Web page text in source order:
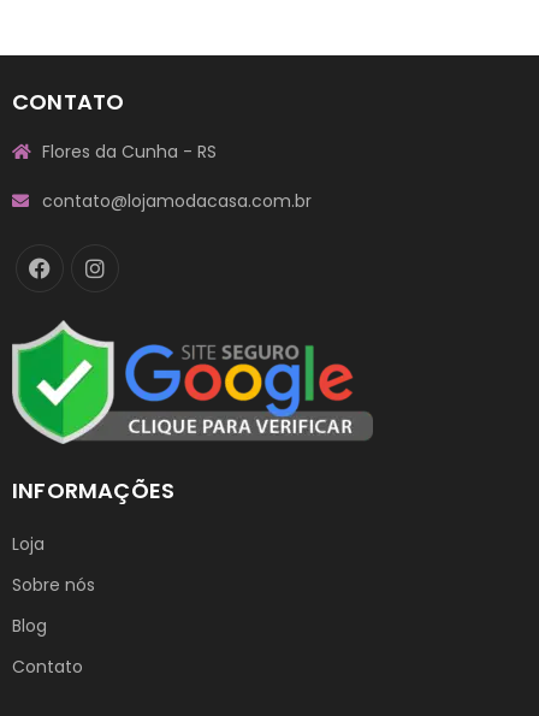
CONTATO
Flores da Cunha - RS
contato@lojamodacasa.com.br
INFORMAÇÕES
Loja
Sobre nós
Blog
Contato